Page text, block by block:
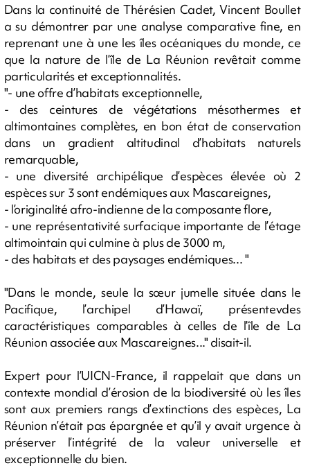
Dans la continuité de Thérésien Cadet, Vincent Boullet
a su démontrer par une analyse comparative fine, en
reprenant une à une les îles océaniques du monde, ce
que la nature de l’île de La Réunion revêtait comme
particularités et exceptionnalités.
"- une offre d’habitats exceptionnelle,
- des ceintures de végétations mésothermes et
altimontaines complètes, en bon état de conservation
dans un gradient altitudinal d’habitats naturels
remarquable,
- une diversité archipélique d’espèces élevée où 2
espèces sur 3 sont endémiques aux Mascareignes,
- l’originalité afro-indienne de la composante flore,
- une représentativité surfacique importante de l’étage
altimointain qui culmine à plus de 3000 m,
- des habitats et des paysages endémiques... "
"Dans le monde, seule la sœur jumelle située dans le
Pacifique, l’archipel d’Hawaï, présentevdes
caractéristiques comparables à celles de l’île de La
Réunion associée aux Mascareignes..." disait-il.
Expert pour l’UICN-France, il rappelait que dans un
contexte mondial d’érosion de la biodiversité où les îles
sont aux premiers rangs d’extinctions des espèces, La
Réunion n’était pas épargnée et qu’il y avait urgence à
préserver l’intégrité de la valeur universelle et
exceptionnelle du bien.